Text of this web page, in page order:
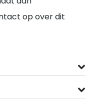
op over dit